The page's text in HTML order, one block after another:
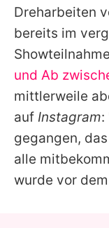
Dreharbeiten
bereits im
und Ab
mittlerweile
auf Instagram:
gegangen,
alle
wurde vor